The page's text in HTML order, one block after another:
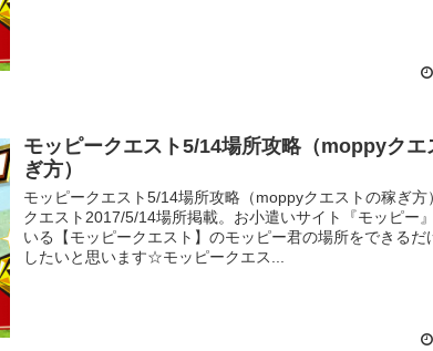
モッピークエスト5/14場所攻略（moppyクエ
ぎ方）
モッピークエスト5/14場所攻略（moppyクエストの稼ぎ方
クエスト2017/5/14場所掲載。お小遣いサイト『モッピー
いる【モッピークエスト】のモッピー君の場所をできるだ
したいと思います☆モッピークエス...